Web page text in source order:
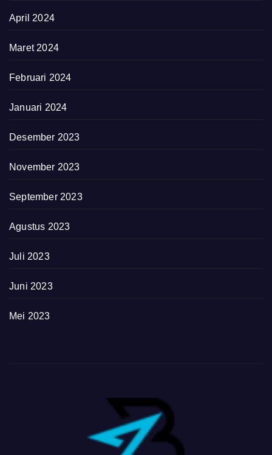
April 2024
Maret 2024
Februari 2024
Januari 2024
Desember 2023
November 2023
September 2023
Agustus 2023
Juli 2023
Juni 2023
Mei 2023